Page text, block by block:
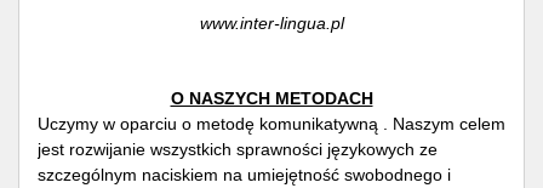
www.inter-lingua.pl
O NASZYCH METODACH
Uczymy w oparciu o metodę komunikatywną . Naszym celem
jest rozwijanie wszystkich sprawności językowych ze
szczególnym naciskiem na umiejętność swobodnego i